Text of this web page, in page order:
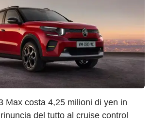
Max costa 4,25 milioni di yen in
del tutto al cruise control